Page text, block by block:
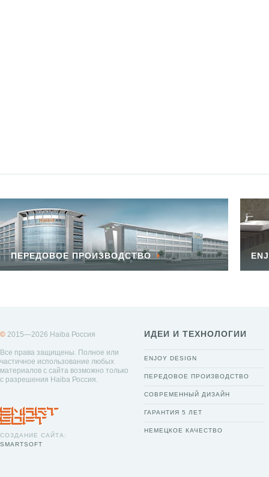
ПЕРЕДОВОЕ ПРОИЗВОДСТВО
© 2015—2026 Haiba Россия
Все права защищены. Полное или
частичное использование любых
материалов с сайта возможно только
с разрешения Haiba Россия.
СОЗДАНИЕ САЙТА:
SMARTSOFT
ИДЕИ И ТЕХНОЛОГИИ
ENJOY DESIGN
ПЕРЕДОВОЕ ПРОИЗВОДСТВО
СОВРЕМЕННЫЙ ДИЗАЙН
ГАРАНТИЯ 5 ЛЕТ
НЕМЕЦКОЕ КАЧЕСТВО